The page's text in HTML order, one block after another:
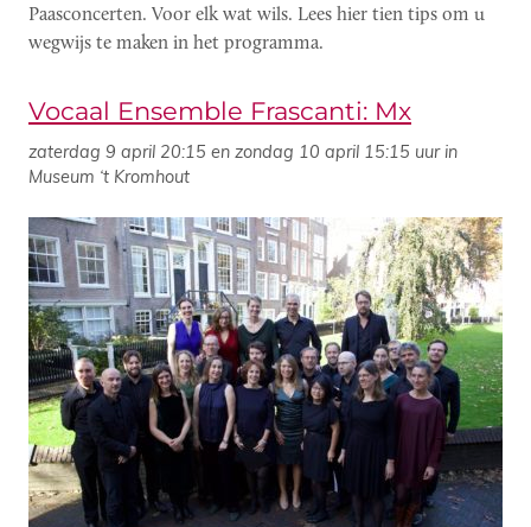
Paasconcerten. Voor elk wat wils. Lees hier tien tips om u
wegwijs te maken in het programma.
Vocaal Ensemble Frascanti: Mx
zaterdag 9 april 20:15 en zondag 10 april 15:15 uur in
Museum ‘t Kromhout